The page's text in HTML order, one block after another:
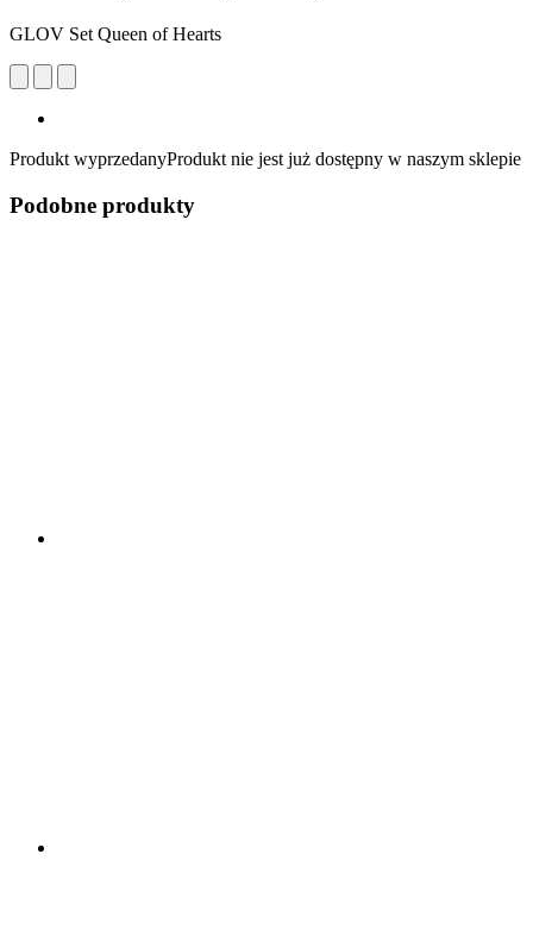
GLOV Set Queen of Hearts
Produkt wyprzedanyProdukt nie jest już dostępny w naszym sklepie
Podobne produkty